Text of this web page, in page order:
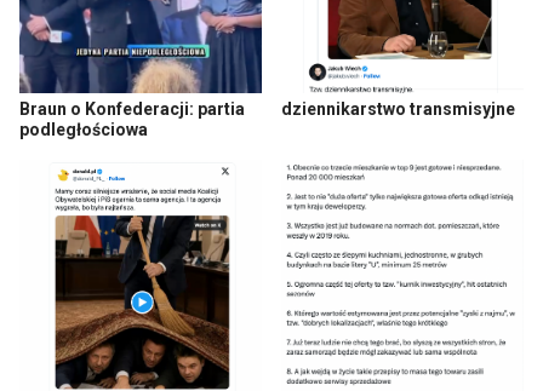
Braun o Konfederacji: partia
podległościowa
dziennikarstwo transmisyjne